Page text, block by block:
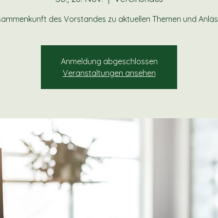
des Vorstandes zu aktuellen Themen und
Anmeldung abgeschlossen
Veranstaltungen ansehen